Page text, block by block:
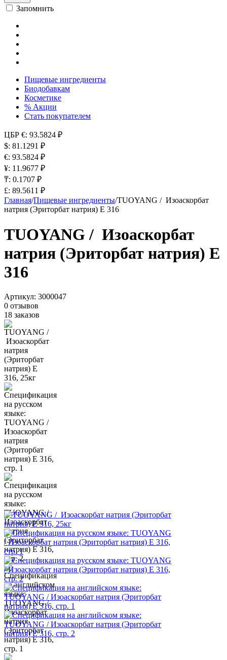
Запомнить
Пищевые ингредиенты
Биодобавкам
Косметике
% Акции
Стать покупателем
ЦБР €: 93.5824 ₽
$: 81.1291 ₽
€: 93.5824 ₽
¥: 11.9677 ₽
₸: 0.1707 ₽
£: 89.5611 ₽
Главная/Пищевые ингредиенты/TUOYANG / Изоаскорбат
натрия (Эриторбат натрия) Е 316
TUOYANG / Изоаскорбат
натрия (Эриторбат натрия) Е
316
Артикул: 3000047
0 отзывов
18 заказов